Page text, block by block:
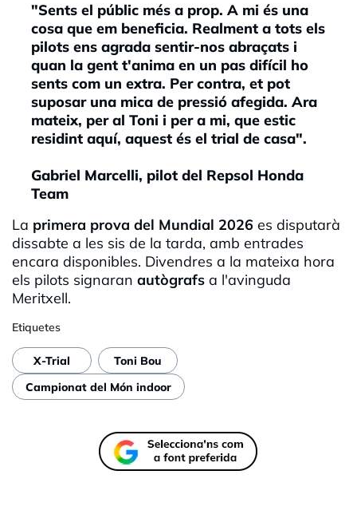
"Sents el públic més a prop. A mi és una
cosa que em beneficia. Realment a tots els
pilots ens agrada sentir-nos abraçats i
quan la gent t'anima en un pas difícil ho
sents com un extra. Per contra, et pot
suposar una mica de pressió afegida. Ara
mateix, per al Toni i per a mi, que estic
residint aquí, aquest és el trial de casa".
Gabriel Marcelli, pilot del Repsol Honda
Team
La primera prova del Mundial 2026 es disputarà
dissabte a les sis de la tarda, amb entrades
encara disponibles. Divendres a la mateixa hora
els pilots signaran autògrafs a l'avinguda
Meritxell.
Etiquetes
X-Trial
Toni Bou
Campionat del Món indoor